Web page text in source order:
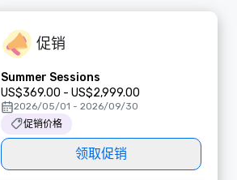
促销
Summer Sessions
US$369.00 - US$2,999.00
2026/05/01 - 2026/09/30
促销价格
领取促销